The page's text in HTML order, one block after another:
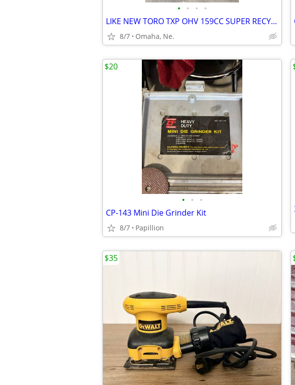
• • • •
LIKE NEW TORO TXP OHV 159CC SUPER RECYCLER SR4 PERSONAL PACE MOW W/BAG
8/7 Omaha, Ne.
• • •
CP-143 Mini Die Grinder Kit
8/7 Papillion
$20
$35